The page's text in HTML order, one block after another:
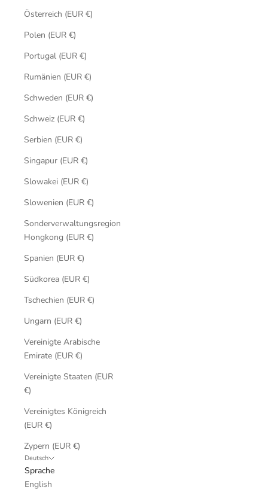
Österreich (EUR €)
Polen (EUR €)
Portugal (EUR €)
Rumänien (EUR €)
Schweden (EUR €)
Schweiz (EUR €)
Serbien (EUR €)
Singapur (EUR €)
Slowakei (EUR €)
Slowenien (EUR €)
Sonderverwaltungsregion
Hongkong (EUR €)
Spanien (EUR €)
Südkorea (EUR €)
Tschechien (EUR €)
Ungarn (EUR €)
Vereinigte Arabische
Emirate (EUR €)
Vereinigte Staaten (EUR
€)
Vereinigtes Königreich
(EUR €)
Zypern (EUR €)
Deutsch
Sprache
English